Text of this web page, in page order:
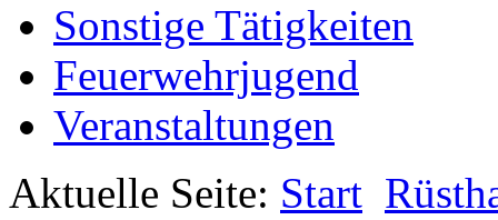
Sonstige Tätigkeiten
Feuerwehrjugend
Veranstaltungen
Aktuelle Seite: Start